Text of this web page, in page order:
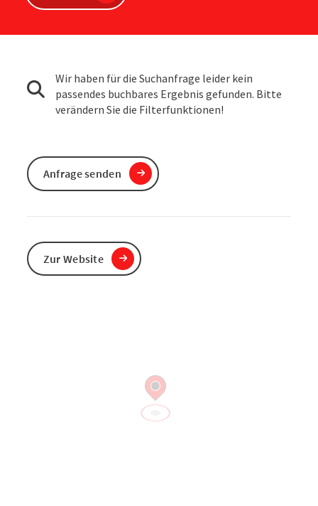
Wir haben für die Suchanfrage leider kein
passendes buchbares Ergebnis gefunden. Bitte
verändern Sie die Filterfunktionen!
Anfrage senden
Zur Website